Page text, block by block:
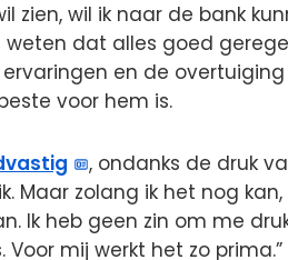
zien, wil ik naar de bank
weten dat alles goed
en de
voor hem is.
, ondanks de druk
Maar zolang ik het nog
Ik heb geen zin om me
Voor mij werkt het zo prima.”